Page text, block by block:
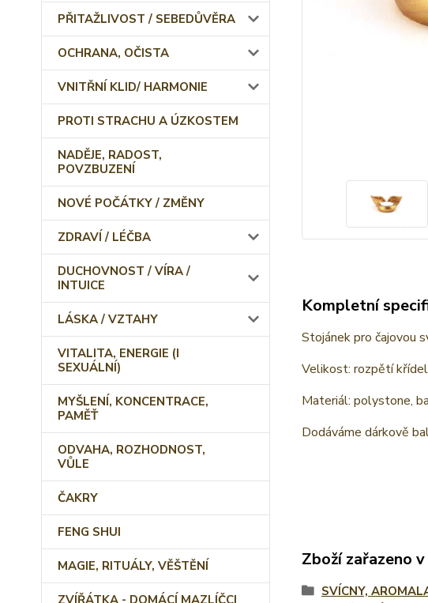
PŘITAŽLIVOST / SEBEDŮVĚRA
OCHRANA, OČISTA
VNITŘNÍ KLID/ HARMONIE
PROTI STRACHU A ÚZKOSTEM
NADĚJE, RADOST,
POVZBUZENÍ
NOVÉ POČÁTKY / ZMĚNY
ZDRAVÍ / LÉČBA
DUCHOVNOST / VÍRA /
INTUICE
LÁSKA / VZTAHY
VITALITA, ENERGIE (I
SEXUÁLNÍ)
MYŠLENÍ, KONCENTRACE,
PAMĚŤ
ODVAHA, ROZHODNOST,
VŮLE
ČAKRY
FENG SHUI
MAGIE, RITUÁLY, VĚŠTĚNÍ
ZVÍŘÁTKA - DOMÁCÍ MAZLÍČCI
Kompletní
Stojánek pro čajovou
Velikost: rozpětí
Materiál: polystone,
Dodáváme dárkově
Zboží zařazeno
SVÍCNY,